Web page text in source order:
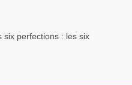
six perfections : les six